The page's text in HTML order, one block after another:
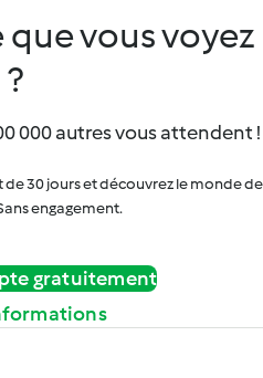
que vous voyez
?
000 autres vous attendent !
30 jours et découvrez le monde de
engagement.
gratuitement